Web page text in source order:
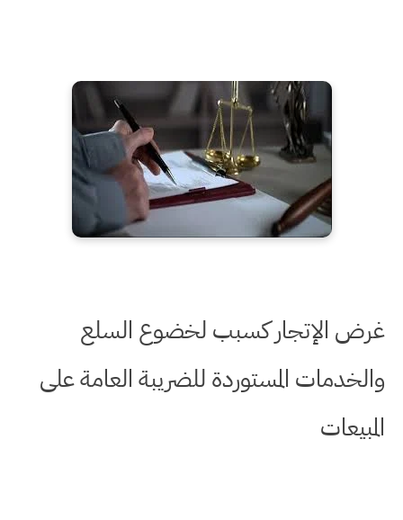
غرض الإتجار كسبب لخضوع السلع
والخدمات المستوردة للضريبة العامة على
المبيعات